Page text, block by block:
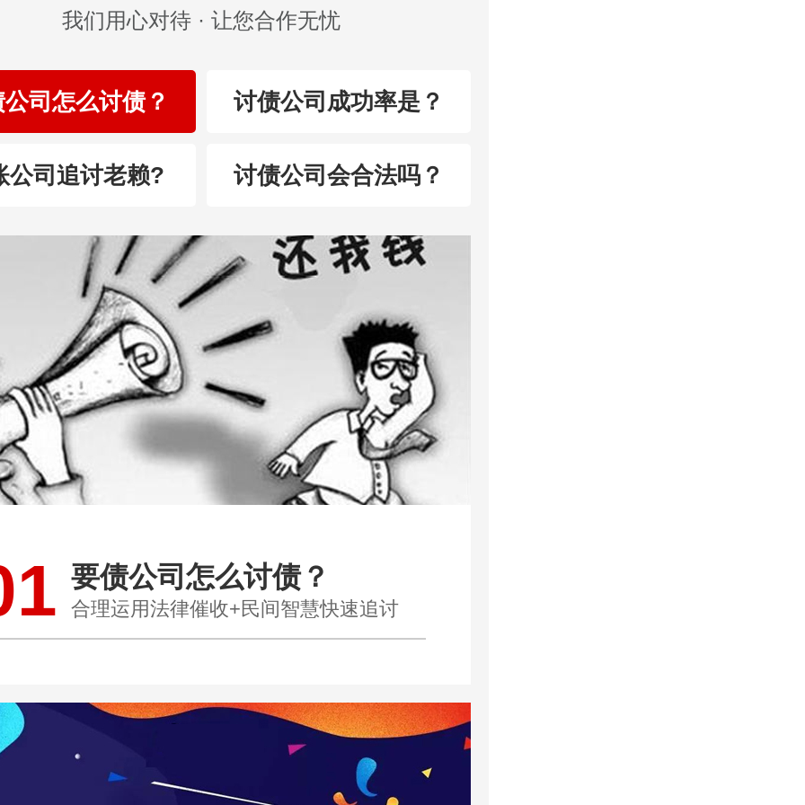
我们用心对待 · 让您合作无忧
司怎么讨债？ 讨债公司成功率是？
公司追讨老赖? 讨债公司会合法吗？
要债公司怎么讨债？
合理运用法律催收+民间智慧快速追讨